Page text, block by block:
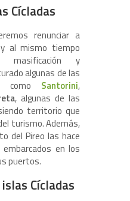
Cícladas
renunciar a
al mismo tiempo
y
algunas de las
como Santorini,
, algunas de las
territorio que
turismo. Además,
del Pireo las hace
en los
puertos.
Cícladas